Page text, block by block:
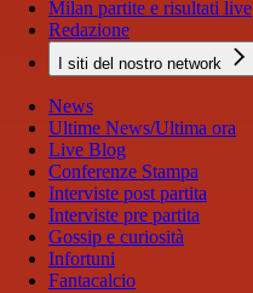
Milan partite e risultati live
Redazione
I siti del nostro network
News
Ultime News/Ultima ora
Live Blog
Conferenze Stampa
Interviste post partita
Interviste pre partita
Gossip e curiosità
Infortuni
Fantacalcio